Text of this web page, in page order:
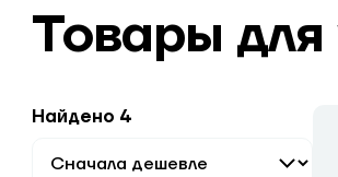
Товары для
Найдено 4